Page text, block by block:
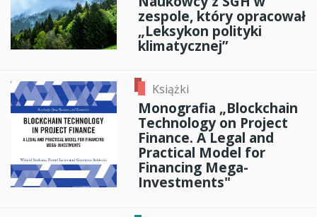
zespole, który opracował
„Leksykon polityki
klimatycznej”
Książki
Monografia „Blockchain
Technology on Project
Finance. A Legal and
Practical Model for
Financing Mega-
Investments"